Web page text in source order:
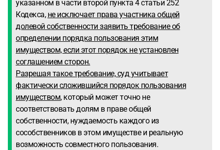
указанном в части второй пункта 4 статьи 252
Кодекса, не исключает права участника общей
долевой собственности заявить требование об
определении порядка пользования этим
имуществом, если этот порядок не установлен
соглашением сторон.
Разрешая такое требование, суд учитывает
фактически сложившийся порядок пользования
имуществом, который может точно не
соответствовать долям в праве общей
собственности, нуждаемость каждого из
сособственников в этом имуществе и реальную
возможность совместного пользования.